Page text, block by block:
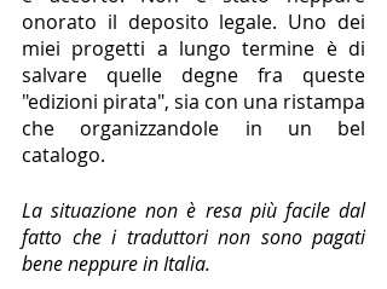
onorato il deposito legale. Uno dei
miei progetti a lungo termine è di
salvare quelle degne fra queste
"edizioni pirata", sia con una ristampa
che organizzandole in un bel
catalogo.
La situazione non è resa più facile dal
fatto che i traduttori non sono pagati
bene neppure in Italia.